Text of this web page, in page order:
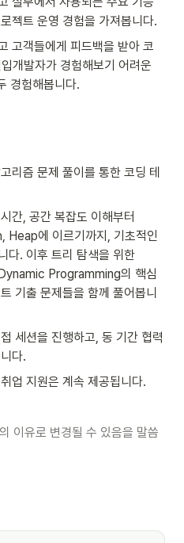
젝트 운영 경험을 가져봅니다.
고객들에게 피드백을 받아 코
개발자가 경험해보기 어려운
경험해봅니다.
리즘 문제 풀이를 통한 코딩 테
간, 공간 복잡도 이해부터
에 이르기까지, 기초적인
다. 이후 트리 탐색을 위한
Programming의 핵심
기출 문제들을 함께 풀어봅니
세션을 진행하고, 동 기간 협력
다.
업 지원은 계속 제공됩니다.
이유로 변경될 수 있음을 말씀